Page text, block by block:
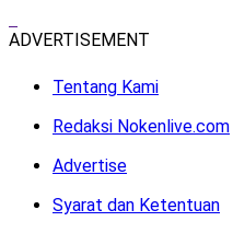
ADVERTISEMENT
Tentang Kami
Redaksi Nokenlive.com
Advertise
Syarat dan Ketentuan